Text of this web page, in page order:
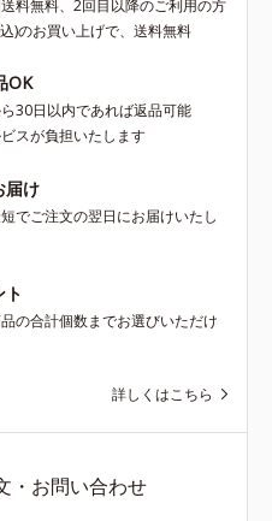
料無料、2回目以降のご利用の方
)のお買い上げで、送料無料
OK
30日以内であれば返品可能
スが負担いたします
届け
でご注文の翌日にお届けいたし
ト
の合計個数までお選びいただけ
詳しくはこちら
・お問い合わせ